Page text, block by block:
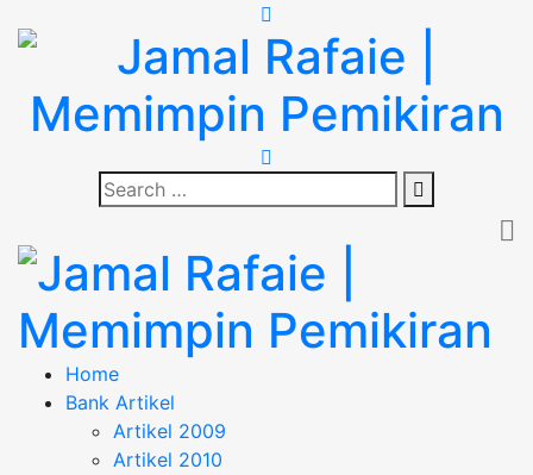
Jamal Rafaie |
Memimpin Pemikiran
Search
for:
Search
Jamal Rafaie |
Memimpin Pemikiran
"Memimpin Pemikiran"
Home
Bank Artikel
Artikel 2009
Artikel 2010